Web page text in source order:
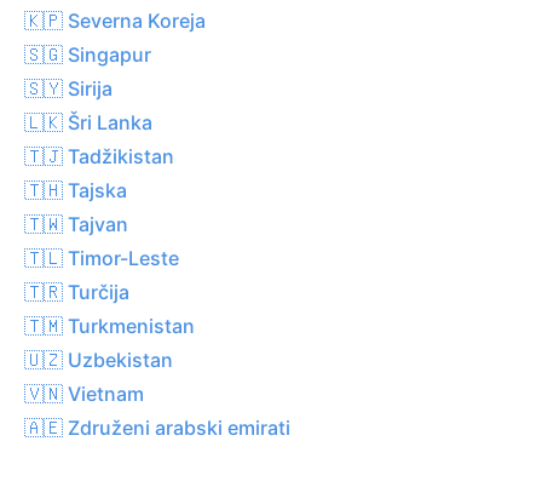
🇰🇵 Severna Koreja
🇸🇬 Singapur
🇸🇾 Sirija
🇱🇰 Šri Lanka
🇹🇯 Tadžikistan
🇹🇭 Tajska
🇹🇼 Tajvan
🇹🇱 Timor-Leste
🇹🇷 Turčija
🇹🇲 Turkmenistan
🇺🇿 Uzbekistan
🇻🇳 Vietnam
🇦🇪 Združeni arabski emirati